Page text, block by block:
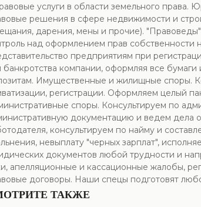
услуги в области земельного
решения в сфере недвижимости и
дарения, мены и прочие).
над оформлением прав
предприятиям при
банкротства компании, оформляя все
Имущественные и жилищные споры.
регистрации. Оформляем целый
споры. Консультируем по
документацию и ведем дела
консультируем по найму и
невыплату "черных зарплат",
документов любой трудности и
апелляционные и кассационные жалобы,
договоры. Наши спецы подготовят
ТАКЖЕ